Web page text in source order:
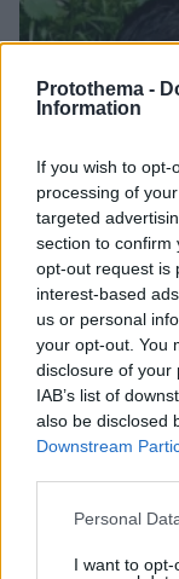
Protothema -
Information
If you wish to
processing of
targeted
section to confirm
opt-out request is
interest-based
us or personal
your opt-out. You
disclosure of your
IAB’s list of
also be disclosed
Downstream
Please note that
not limited to
Personal
I want to
Από τη Μόρια
κατηγορία για